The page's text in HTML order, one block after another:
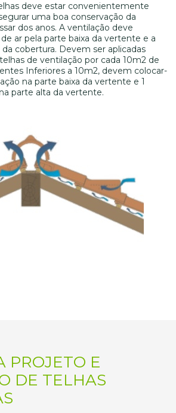
deve estar convenientemente
uma boa conservação da
dos anos. A ventilação deve
ar pela parte baixa da vertente e a
cobertura. Devem ser aplicadas
de ventilação por cada 10m2 de
Inferiores a 10m2, devem colocar-
na parte baixa da vertente e 1
parte alta da vertente.
PROJETO E
DE TELHAS